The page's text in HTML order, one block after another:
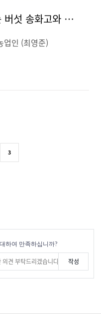
‘농원 마루’가 서산사하는 버섯 송화고와 동충하초
업인 (최영준)
3
하여 만족하십니까?